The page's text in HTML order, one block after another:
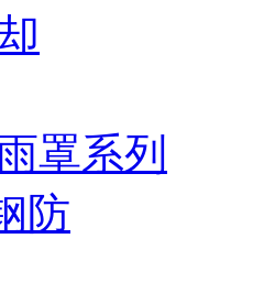
罩系列
防